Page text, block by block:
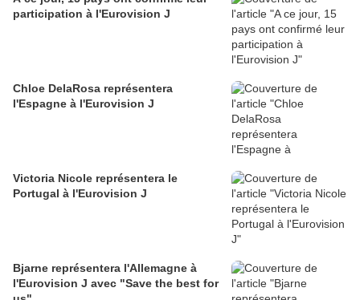
participation à l'Eurovision J
Chloe DelaRosa représentera
l'Espagne à l'Eurovision J
Victoria Nicole représentera le
Portugal à l'Eurovision J
Bjarne représentera l'Allemagne à
l'Eurovision J avec "Save the best for